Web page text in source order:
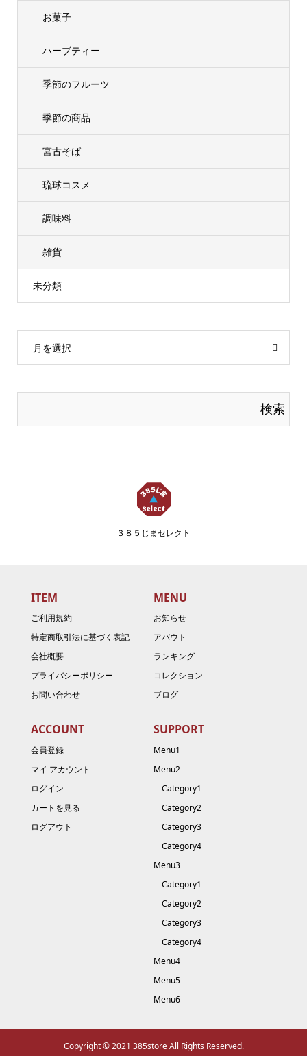
お菓子
ハーブティー
季節のフルーツ
季節の商品
宮古そば
琉球コスメ
調味料
雑貨
未分類
月を選択
３８５じまセレクト
ITEM
ご利用規約
特定商取引法に基づく表記
会社概要
プライバシーポリシー
お問い合わせ
MENU
お知らせ
アバウト
ランキング
コレクション
ブログ
ACCOUNT
会員登録
マイ アカウント
ログイン
カートを見る
ログアウト
SUPPORT
Menu1
Menu2
Category1
Category2
Category3
Category4
Menu3
Category1
Category2
Category3
Category4
Menu4
Menu5
Menu6
Copyright © 2021 385store All Rights Reserved.